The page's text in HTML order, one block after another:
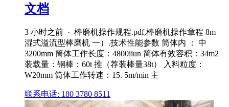
文档
3 小时之前 · 棒磨机操作规程.pdf,棒磨机操作章程 8m
湿式溢流型棒磨机 一）.技术性能参数 筒体内 ： 中
3200mm 筒体工作长度：4800iiun 简体有效容积：34m2
装载量：钢棒：60t 推（荐装棒量38t） 入料粒度：
W20mm 筒体工作转速：15. 5m/min 主
联系电话: 180 3780 8511